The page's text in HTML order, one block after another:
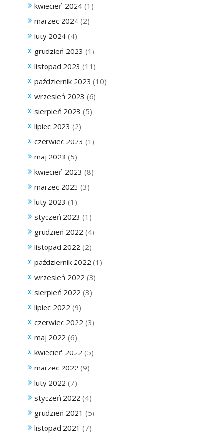
kwiecień 2024 (1)
marzec 2024 (2)
luty 2024 (4)
grudzień 2023 (1)
listopad 2023 (11)
październik 2023 (10)
wrzesień 2023 (6)
sierpień 2023 (5)
lipiec 2023 (2)
czerwiec 2023 (1)
maj 2023 (5)
kwiecień 2023 (8)
marzec 2023 (3)
luty 2023 (1)
styczeń 2023 (1)
grudzień 2022 (4)
listopad 2022 (2)
październik 2022 (1)
wrzesień 2022 (3)
sierpień 2022 (3)
lipiec 2022 (9)
czerwiec 2022 (3)
maj 2022 (6)
kwiecień 2022 (5)
marzec 2022 (9)
luty 2022 (7)
styczeń 2022 (4)
grudzień 2021 (5)
listopad 2021 (7)